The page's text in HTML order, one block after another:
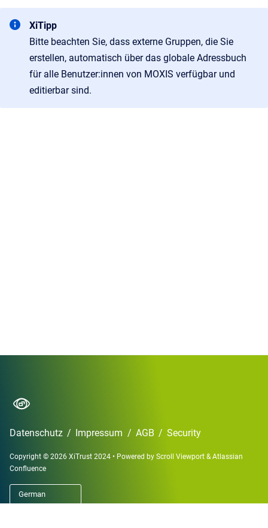
XiTipp
Bitte beachten Sie, dass externe Gruppen, die Sie
erstellen, automatisch über das globale Adressbuch
für alle Benutzer:innen von MOXIS verfügbar und
editierbar sind.
Datenschutz / Impressum / AGB / Security
Copyright © 2026 XiTrust 2024 • Powered by Scroll Viewport &Atlassian
Confluence
German